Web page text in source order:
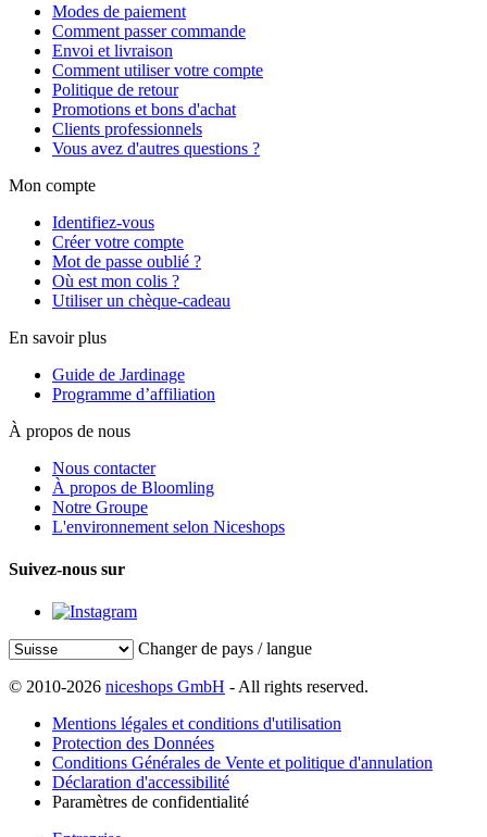
Modes de paiement
Comment passer commande
Envoi et livraison
Comment utiliser votre compte
Politique de retour
Promotions et bons d'achat
Clients professionnels
Vous avez d'autres questions ?
Mon compte
Identifiez-vous
Créer votre compte
Mot de passe oublié ?
Où est mon colis ?
Utiliser un chèque-cadeau
En savoir plus
Guide de Jardinage
Programme d’affiliation
À propos de nous
Nous contacter
À propos de Bloomling
Notre Groupe
L'environnement selon Niceshops
Suivez-nous sur
Changer de pays / langue
© 2010-2026 niceshops GmbH - All rights reserved.
Mentions légales et conditions d'utilisation
Protection des Données
Conditions Générales de Vente et politique d'annulation
Déclaration d'accessibilité
Paramètres de confidentialité